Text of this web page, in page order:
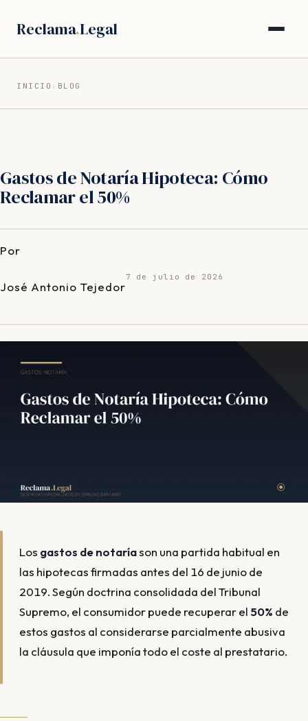
Reclama.Legal
INICIO › BLOG
Gastos de Notaría Hipoteca: Cómo
Reclamar el 50%
Por
José Antonio Tejedor
7 de julio de 2026
Los gastos de notaríason una partida habitual en
las hipotecas firmadas antes del 16 de junio de
2019. Según doctrina consolidada del Tribunal
Supremo, el consumidor puede recuperar el50% de
estos gastos al considerarse parcialmente abusiva
la cláusula que imponía todo el coste al prestatario.